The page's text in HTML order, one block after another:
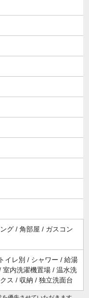
グ / 角部屋 / ガスコン
イレ別 / シャワー / 給湯
室内洗濯機置場 / 温水洗
ス / 収納 / 独立洗面台